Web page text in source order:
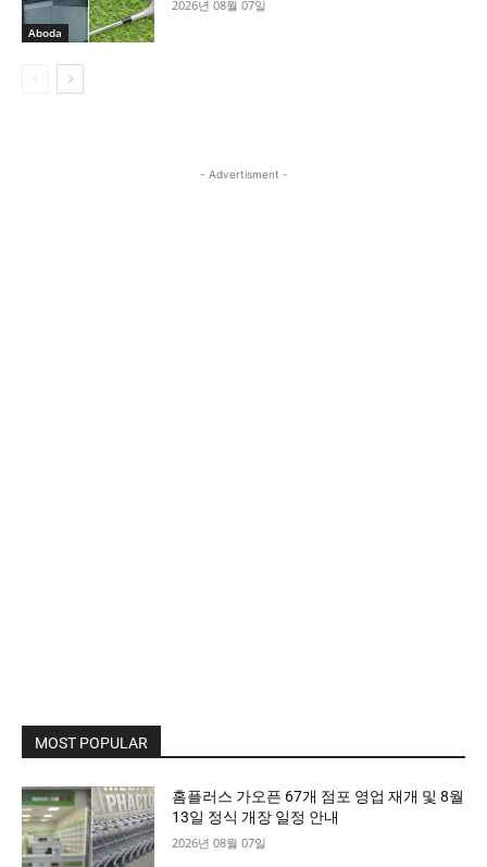
Aboda
2026년 08월 07일
- Advertisment -
MOST POPULAR
홈플러스 가오픈 67개 점포 영업 재개 및 8월
13일 정식 개장 일정 안내
2026년 08월 07일